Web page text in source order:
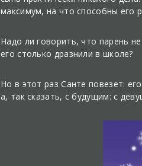
максимум, на что способны его
Надо ли говорить, что парень
его столько дразнили в школе?
Но в этот раз Санте повезет:
а, так сказать, с будущим: с